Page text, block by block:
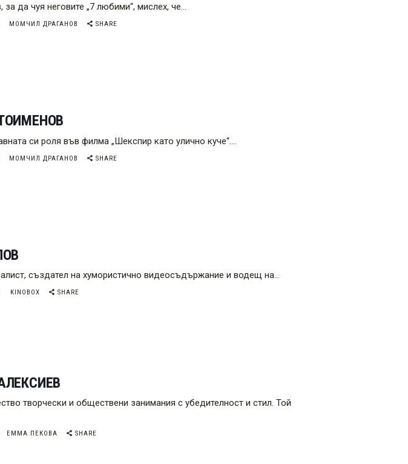
да чуя неговите „7 любими“, мислех, че…
МОМЧИЛ ДРАГАНОВ SHARE
си роля във филма „Шекспир като улично куче“.…
МОМЧИЛ ДРАГАНОВ SHARE
създател на хумористично видеосъдържание и водещ на…
KINOBOX SHARE
творчески и обществени занимания с убедителност и стил. Той
ЕММА ПЕКОВА SHARE